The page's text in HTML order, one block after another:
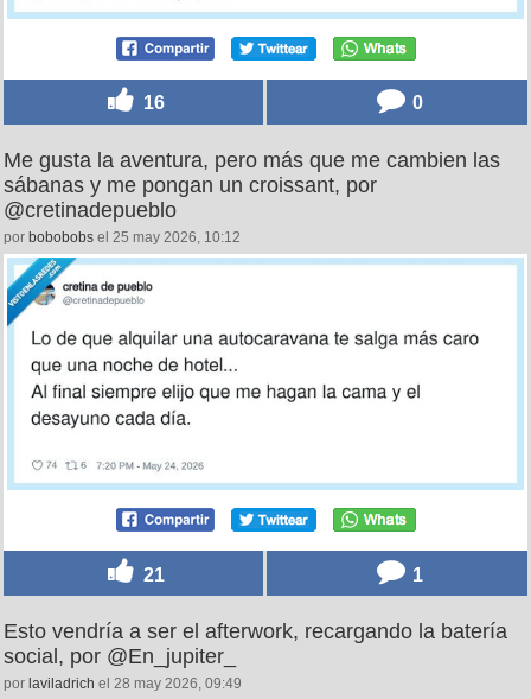
16 0
Me gusta la aventura, pero más que me cambien las
sábanas y me pongan un croissant, por
@cretinadepueblo
por bobobobs el 25 may 2026, 10:12
21 1
Esto vendría a ser el afterwork, recargando la batería
social, por @En_jupiter_
por laviladrich el 28 may 2026, 09:49